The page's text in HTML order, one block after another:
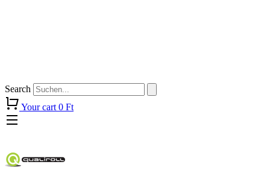
Search
Your cart 0 Ft